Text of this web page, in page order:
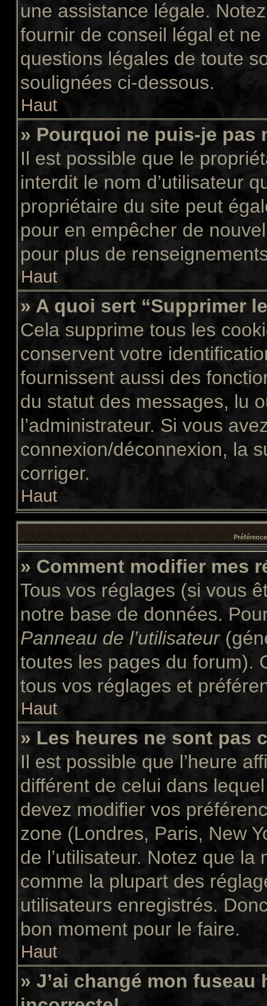
une assistance légale.
fournir de conseil légal et
questions légales de toute
soulignées ci-dessous.
Haut
» Pourquoi ne puis-je pas
Il est possible que le
interdit le nom d’utilisateur
propriétaire du site peut
pour en empêcher de
pour plus de
Haut
» A quoi sert “Supprimer
Cela supprime tous les
conservent votre
fournissent aussi des
du statut des messages, lu
l’administrateur. Si vous
connexion/déconnexion, la
corriger.
Haut
» Comment modifier mes
Tous vos réglages (si vous
notre base de données.
Panneau de l’utilisateur
toutes les pages du forum).
tous vos réglages et
Haut
» Les heures ne sont pas
Il est possible que l’heure
différent de celui dans
devez modifier vos
zone (Londres, Paris, New
de l’utilisateur. Notez que
comme la plupart des
utilisateurs enregistrés.
bon moment pour le faire.
Haut
» J’ai changé mon fuseau